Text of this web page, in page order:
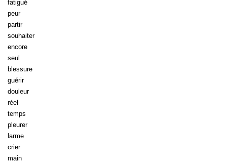
fatigué
peur
partir
souhaiter
encore
seul
blessure
guérir
douleur
réel
temps
pleurer
larme
crier
main